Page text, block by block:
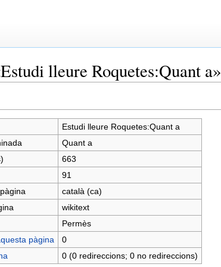
lleure Roquetes:Quant a»
Estudi lleure Roquetes:Quant a
Quant a
663
91
català (ca)
wikitext
Permès
pàgina
0
0 (0 redireccions; 0 no redireccions)